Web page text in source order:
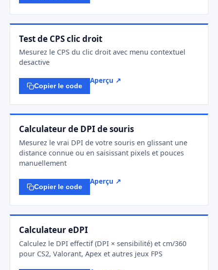
Test de CPS clic droit
Mesurez le CPS du clic droit avec menu contextuel
desactive
Copier le code
Aperçu ↗
Calculateur de DPI de souris
Mesurez le vrai DPI de votre souris en glissant une
distance connue ou en saisissant pixels et pouces
manuellement
Copier le code
Aperçu ↗
Calculateur eDPI
Calculez le DPI effectif (DPI × sensibilité) et cm/360
pour CS2, Valorant, Apex et autres jeux FPS